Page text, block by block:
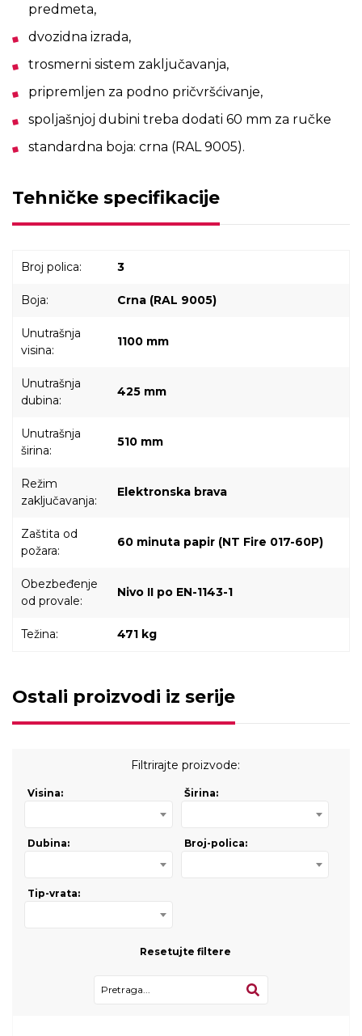
predmeta,
dvozidna izrada,
trosmerni sistem zaključavanja,
pripremljen za podno pričvršćivanje,
spoljašnjoj dubini treba dodati 60 mm za ručke
standardna boja: crna (RAL 9005).
Tehničke specifikacije
Broj polica: 3
Boja: Crna (RAL 9005)
Unutrašnja
visina:
1100 mm
Unutrašnja
dubina:
425 mm
Unutrašnja
širina:
510 mm
Režim
zaključavanja:
Elektronska brava
Zaštita od
požara:
60 minuta papir (NT Fire 017-60P)
Obezbeđenje
od provale:
Nivo II po EN-1143-1
Težina: 471 kg
Ostali proizvodi iz serije
Filtrirajte proizvode:
Visina: Širina:
Dubina: Broj-polica:
Tip-vrata:
Resetujte filtere